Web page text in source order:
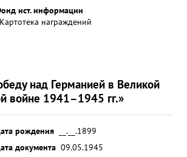
ист. информации
Картотека награждений
над Германией в Великой
войне 1941–1945 гг.»
рождения
__.__.1899
документа 09.05.1945